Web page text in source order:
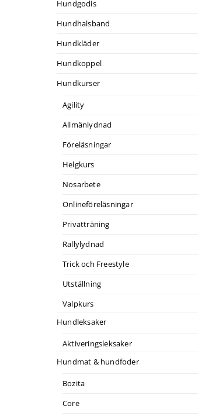
Hundgodis
Hundhalsband
Hundkläder
Hundkoppel
Hundkurser
Agility
Allmänlydnad
Föreläsningar
Helgkurs
Nosarbete
Onlineföreläsningar
Privatträning
Rallylydnad
Trick och Freestyle
Utställning
Valpkurs
Hundleksaker
Aktiveringsleksaker
Hundmat & hundfoder
Bozita
Core